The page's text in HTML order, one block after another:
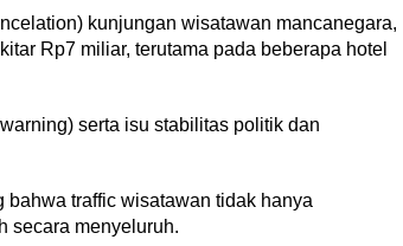
kunjungan wisatawan mancanegara,
Rp7 miliar, terutama pada beberapa hotel
serta isu stabilitas politik dan
traffic wisatawan tidak hanya
secara menyeluruh.